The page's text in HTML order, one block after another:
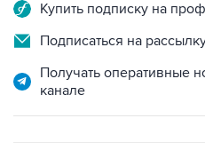
Купить подписку на
Подписаться на
Получать оперативные
канале